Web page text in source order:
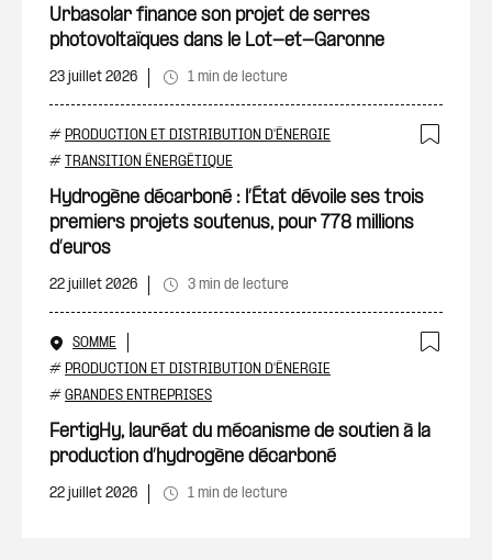
Urbasolar finance son projet de serres
photovoltaïques dans le Lot-et-Garonne
23 juillet 2026 1 min de lecture
# PRODUCTION ET DISTRIBUTION D'ÉNERGIE
# TRANSITION ÉNERGÉTIQUE
Hydrogène décarboné : l’État dévoile ses trois
premiers projets soutenus, pour 778 millions
d’euros
22 juillet 2026 3 min de lecture
SOMME
# PRODUCTION ET DISTRIBUTION D'ÉNERGIE
# GRANDES ENTREPRISES
FertigHy, lauréat du mécanisme de soutien à la
production d’hydrogène décarboné
22 juillet 2026 1 min de lecture